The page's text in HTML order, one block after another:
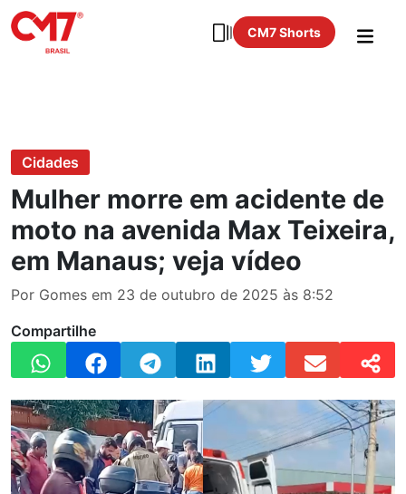
CM7 Shorts
Cidades
Mulher morre em acidente de
moto na avenida Max Teixeira,
em Manaus; veja vídeo
Por Gomes em 23 de outubro de 2025 às 8:52
Compartilhe